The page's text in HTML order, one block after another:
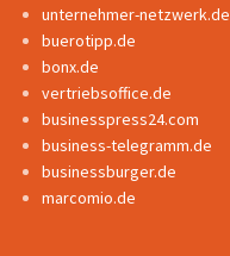
unternehmer-netzwerk.de
buerotipp.de
bonx.de
vertriebsoffice.de
businesspress24.com
business-telegramm.de
businessburger.de
marcomio.de